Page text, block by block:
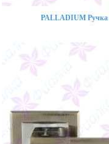
PALLADIUM Ручка